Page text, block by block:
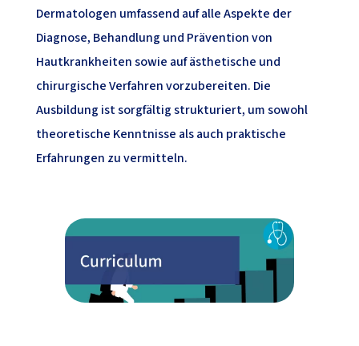
Dermatologen umfassend auf alle Aspekte der
Diagnose, Behandlung und Prävention von
Hautkrankheiten sowie auf ästhetische und
chirurgische Verfahren vorzubereiten. Die
Ausbildung ist sorgfältig strukturiert, um sowohl
theoretische Kenntnisse als auch praktische
Erfahrungen zu vermitteln.